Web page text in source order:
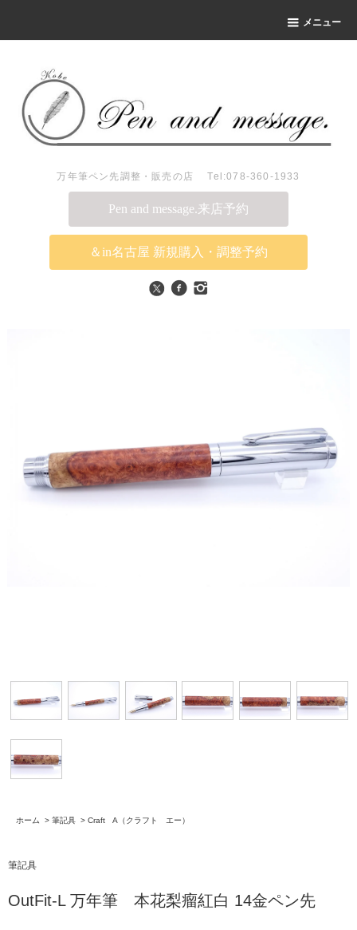
メニュー
万年筆ペン先調整・販売の店 Tel:078-360-1933
Pen and message.来店予約
＆in名古屋 新規購入・調整予約
ホーム > 筆記具 > Craft A（クラフト エー）
筆記具
OutFit-L 万年筆 本花梨瘤紅白 14金ペン先